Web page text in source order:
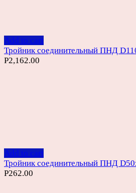
Add to cart
Тройник соединительный ПНД
Р2,162.00
Add to cart
Тройник соединительный ПНД
Р262.00